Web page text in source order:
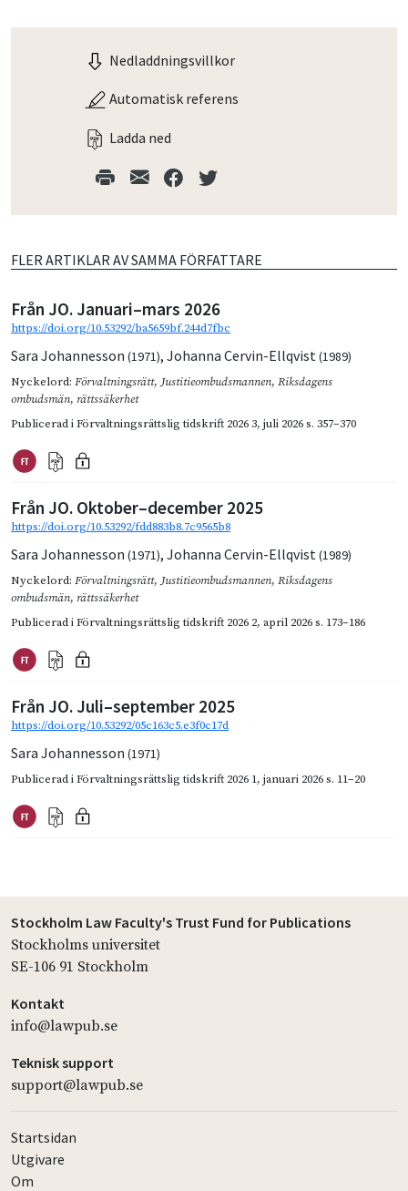
Nedladdningsvillkor
Automatisk referens
Ladda ned
FLER ARTIKLAR AV SAMMA FÖRFATTARE
Från JO. Januari–mars 2026
https://doi.org/10.53292/ba5659bf.244d7fbc
Sara Johannesson (1971), Johanna Cervin-Ellqvist(1989)
Nyckelord: Förvaltningsrätt,Justitieombudsmannen, Riksdagens
ombudsmän, rättssäkerhet
Publicerad iFörvaltningsrättslig tidskrift 2026 3, juli 2026s. 357–370
Från JO. Oktober–december 2025
https://doi.org/10.53292/fdd883b8.7c9565b8
Sara Johannesson (1971), Johanna Cervin-Ellqvist(1989)
Nyckelord: Förvaltningsrätt,Justitieombudsmannen, Riksdagens
ombudsmän, rättssäkerhet
Publicerad iFörvaltningsrättslig tidskrift 2026 2, april 2026s. 173–186
Från JO. Juli–september 2025
https://doi.org/10.53292/05c163c5.e3f0c17d
Sara Johannesson (1971)
Publicerad iFörvaltningsrättslig tidskrift 2026 1, januari 2026s. 11–20
Stockholm Law Faculty's Trust Fund for Publications
Stockholms universitet
SE-106 91 Stockholm
Kontakt
info@lawpub.se
Teknisk support
support@lawpub.se
Startsidan
Utgivare
Om